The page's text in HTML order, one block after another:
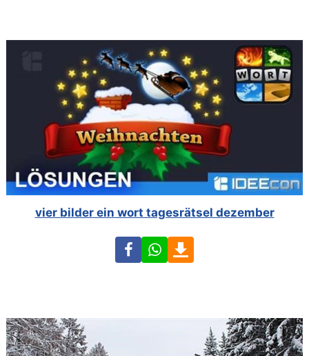
vier bilder ein wort tagesrätsel dezember
FacebookWhatsApp